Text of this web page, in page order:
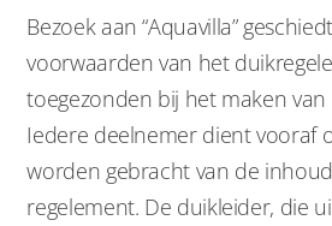
Bezoek aan “Aquavilla”
voorwaarden van het
toegezonden bij het maken van
Iedere deelnemer dient vooraf
worden gebracht van de
regelement. De duikleider, die